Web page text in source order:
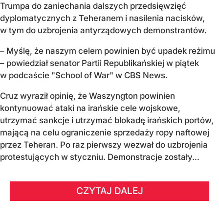
Trumpa do zaniechania dalszych przedsięwzięć
dyplomatycznych z Teheranem i nasilenia nacisków,
w tym do uzbrojenia antyrządowych demonstrantów.
– Myślę, że naszym celem powinien być upadek reżimu
– powiedział senator Partii Republikańskiej w piątek
w podcaście "School of War" w CBS News.
Cruz wyraził opinię, że Waszyngton powinien
kontynuować ataki na irańskie cele wojskowe,
utrzymać sankcje i utrzymać blokadę irańskich portów,
mającą na celu ograniczenie sprzedaży ropy naftowej
przez Teheran. Po raz pierwszy wezwał do uzbrojenia
protestujących w styczniu. Demonstracje zostały...
CZYTAJ DALEJ